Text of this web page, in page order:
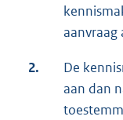
aanvraag
2.
De
aan dan